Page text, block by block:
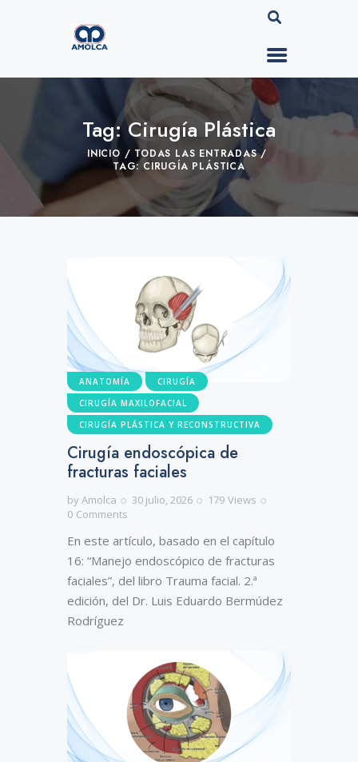
Tag: Cirugía Plástica
INICIO
TODAS LAS ENTRADAS
TAG: CIRUGÍA PLÁSTICA
ANATOMÍA
CIRUGÍA
CIRUGÍA MAXILOFACIAL
CIRUGÍA PLÁSTICA Y RECONSTRUCTIVA
Cirugía endoscópica de
fracturas faciales
byAmolca 30 julio, 2026 179 Views
0 Comments
En este artículo, basado en el capítulo
16: “Manejo endoscópico de fracturas
faciales”, del libro Trauma facial. 2.ª
edición, del Dr. Luis Eduardo Bermúdez
Rodríguez